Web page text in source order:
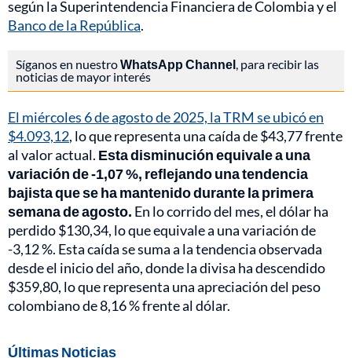
según la Superintendencia Financiera de Colombia y el
Banco de la República.
Síganos en nuestroWhatsApp Channel, para recibir las
noticias de mayor interés
El miércoles 6 de agosto de 2025, la TRM se ubicó en
$4.093,12, lo que representa una caída de $43,77 frente
al valor actual. Esta disminución equivale a una
variación de -1,07 %, reflejando una tendencia
bajista que se ha mantenido durante la primera
semana de agosto. En lo corrido del mes, el dólar ha
perdido $130,34, lo que equivale a una variación de
-3,12 %. Esta caída se suma a la tendencia observada
desde el inicio del año, donde la divisa ha descendido
$359,80, lo que representa una apreciación del peso
colombiano de 8,16 % frente al dólar.
Últimas Noticias